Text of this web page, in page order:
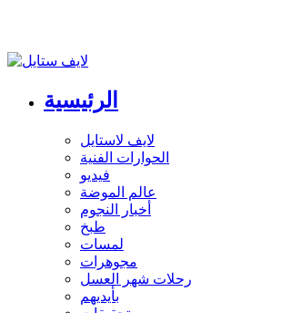
الرئيسية
لايف لاستايل
الحوارات الفنية
فيديو
عالم الموضة
أخبار النجوم
طبخ
لمسات
مجوهرات
رحلات شهر العسل
بأيديهم